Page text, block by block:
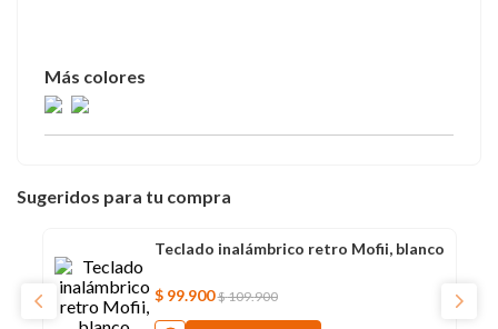
Sugeridos para tu compra
Teclado inalámbrico retro Mofii, blanco
$ 99.900 $109.900